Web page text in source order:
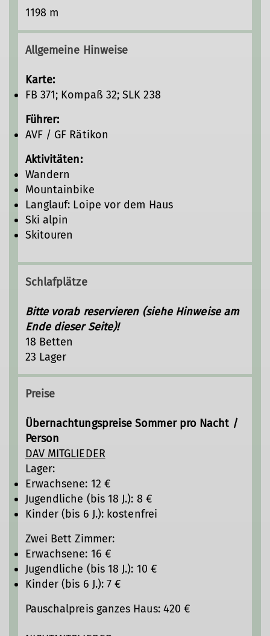
errichtete, ehemalige Bauernhaus die
älteste Hütte unserer Sektion.
1198 m
Allgemeine Hinweise
Karte:
FB 371; Kompaß 32; SLK 238
Führer:
AVF / GF Rätikon
Aktivitäten:
Wandern
Mountainbike
Langlauf: Loipe vor dem Haus
Ski alpin
Skitouren
Schlafplätze
Bitte vorab reservieren (siehe Hinweise am
Ende dieser Seite)!
18 Betten
23 Lager
Preise
Übernachtungspreise Sommer pro Nacht /
Person
DAV MITGLIEDER
Lager:
Erwachsene: 12 €
Jugendliche (bis 18 J.): 8 €
Kinder (bis 6 J.): kostenfrei
Zwei Bett Zimmer:
Erwachsene: 16 €
Jugendliche (bis 18 J.): 10 €
Kinder (bis 6 J.): 7 €
Pauschalpreis ganzes Haus: 420 €